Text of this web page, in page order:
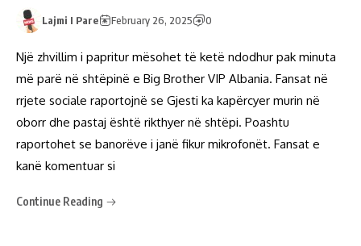
Lajmi I Pare February 26, 2025 0
Një zhvillim i papritur mësohet të ketë ndodhur pak minuta
më parë në shtëpinë e Big Brother VIP Albania. Fansat në
rrjete sociale raportojnë se Gjesti ka kapërcyer murin në
oborr dhe pastaj është rikthyer në shtëpi. Poashtu
raportohet se banorëve i janë fikur mikrofonët. Fansat e
kanë komentuar si
Continue Reading